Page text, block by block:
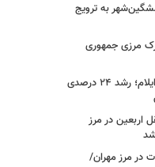
به ترویج
مرزی جمهوری
ثبت بیش از ۲.۷ میلیون تردد در ایلام؛ رشد ۲۴ درصدی
اربعین در مرز
در مرز مهران/